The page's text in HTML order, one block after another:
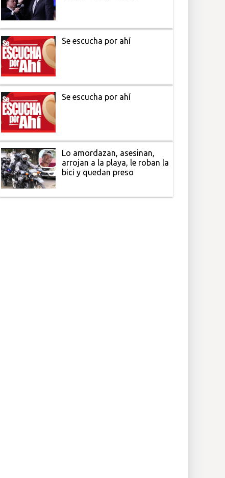
Se escucha por ahí
Se escucha por ahí
Lo amordazan, asesinan,
arrojan a la playa, le roban la
bici y quedan preso